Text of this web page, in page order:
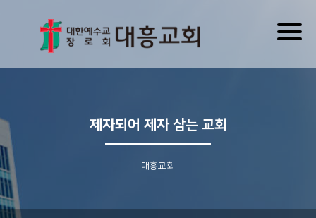
제자되어 제자 삼는 교회
대흥교회